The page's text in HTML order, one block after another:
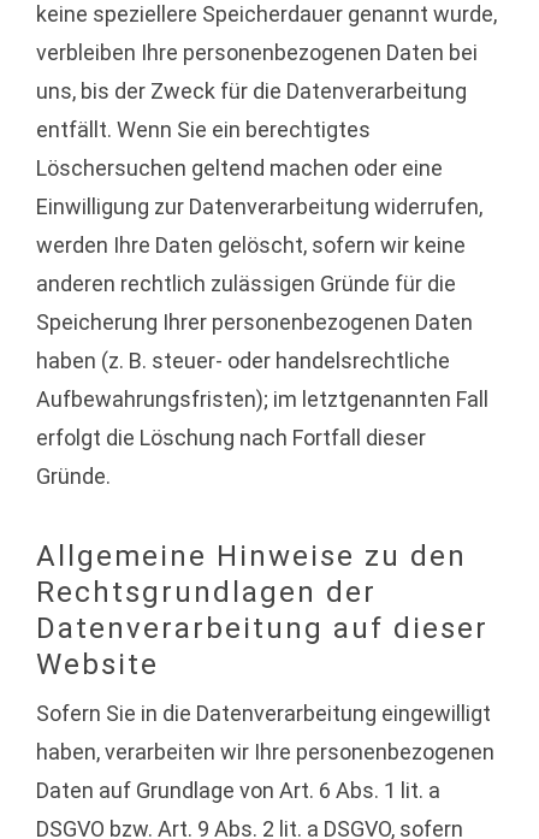
keine speziellere Speicherdauer genannt wurde,
verbleiben Ihre personenbezogenen Daten bei
uns, bis der Zweck für die Datenverarbeitung
entfällt. Wenn Sie ein berechtigtes
Löschersuchen geltend machen oder eine
Einwilligung zur Datenverarbeitung widerrufen,
werden Ihre Daten gelöscht, sofern wir keine
anderen rechtlich zulässigen Gründe für die
Speicherung Ihrer personenbezogenen Daten
haben (z. B. steuer- oder handelsrechtliche
Aufbewahrungsfristen); im letztgenannten Fall
erfolgt die Löschung nach Fortfall dieser
Gründe.
Allgemeine Hinweise zu den
Rechtsgrundlagen der
Datenverarbeitung auf dieser
Website
Sofern Sie in die Datenverarbeitung eingewilligt
haben, verarbeiten wir Ihre personenbezogenen
Daten auf Grundlage von Art. 6 Abs. 1 lit. a
DSGVO bzw. Art. 9 Abs. 2 lit. a DSGVO, sofern